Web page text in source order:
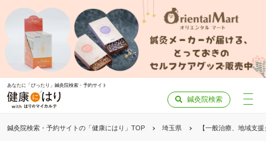
あなたに「ぴったり」鍼灸院検索・予約サイト
鍼灸院検索
鍼灸院検索・予約サイトの「健康にはり」TOP 埼玉県 【一般治療、地域支